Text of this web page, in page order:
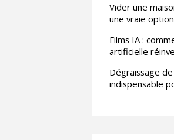
Vider une
une vraie
Films IA :
artificielle
Dégraissage
indispensable